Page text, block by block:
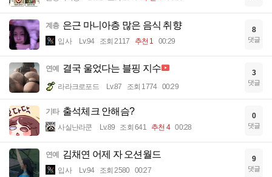
계층 은근 마니아층 많은 음식 취향
입사 Lv.94 조회 2117 추천 1 00:29
8
댓글
연예 결국 울었다는 블핑 지수
라라크로포드 Lv.87 조회 1774 00:29
3
댓글
기타 출석체크 안해슴?
사실난라쿤 Lv.89 조회 641 추천 4 00:28
0
댓글
연예 김채연 어제 자 오션월드
입사 Lv.94 조회 2580 00:27
9
댓글